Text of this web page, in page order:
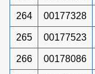
264 00177328
265 00177523
266 00178086